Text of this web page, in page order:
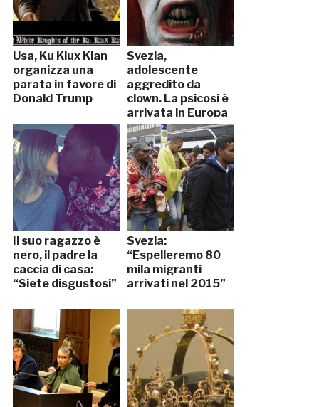
Usa, Ku Klux Klan
organizza una
parata in favore di
Donald Trump
Svezia,
adolescente
aggredito da
clown. La psicosi è
arrivata in Europa
Il suo ragazzo è
nero, il padre la
caccia di casa:
“Siete disgustosi”
Svezia:
“Espelleremo 80
mila migranti
arrivati nel 2015”